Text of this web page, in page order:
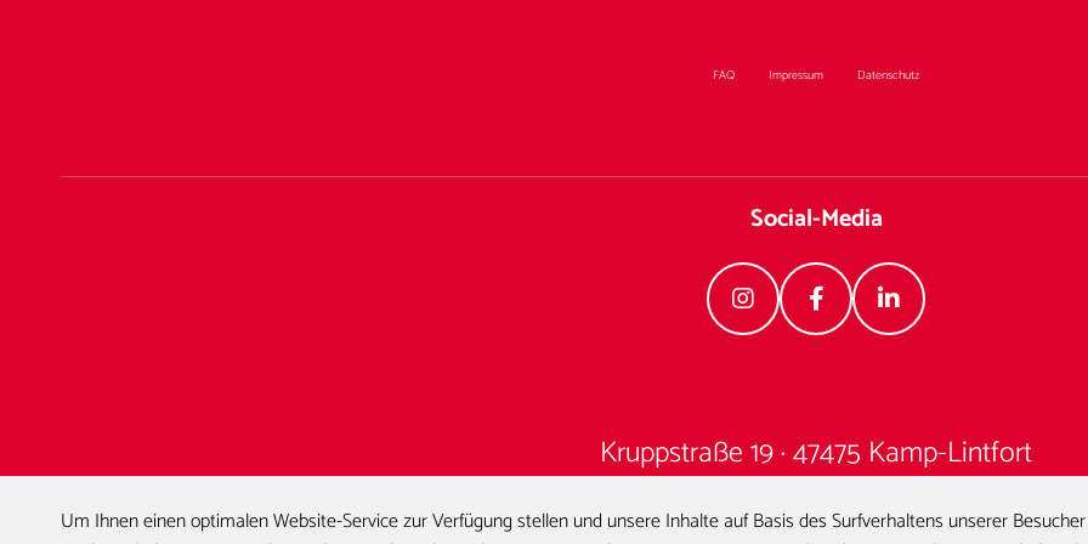
FAQ Impressum Datenschutz
Social-Media
Kruppstraße 19 · 47475 Kamp-Lintfort
Um Ihnen einen optimalen Website-Service zur Verfügung stellen und unsere Inhalte auf Basis des Surfverhaltens unserer